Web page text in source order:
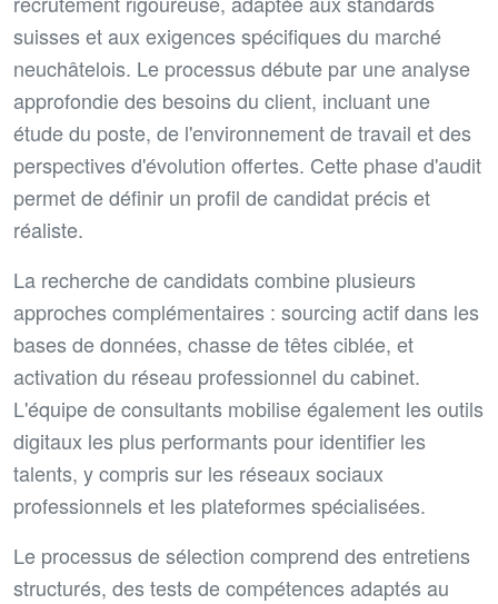
suisses et aux exigences spécifiques du marché
neuchâtelois. Le processus débute par une analyse
approfondie des besoins du client, incluant une
étude du poste, de l'environnement de travail et des
perspectives d'évolution offertes. Cette phase d'audit
permet de définir un profil de candidat précis et
réaliste.
La recherche de candidats combine plusieurs
approches complémentaires : sourcing actif dans les
bases de données, chasse de têtes ciblée, et
activation du réseau professionnel du cabinet.
L'équipe de consultants mobilise également les outils
digitaux les plus performants pour identifier les
talents, y compris sur les réseaux sociaux
professionnels et les plateformes spécialisées.
Le processus de sélection comprend des entretiens
structurés, des tests de compétences adaptés au